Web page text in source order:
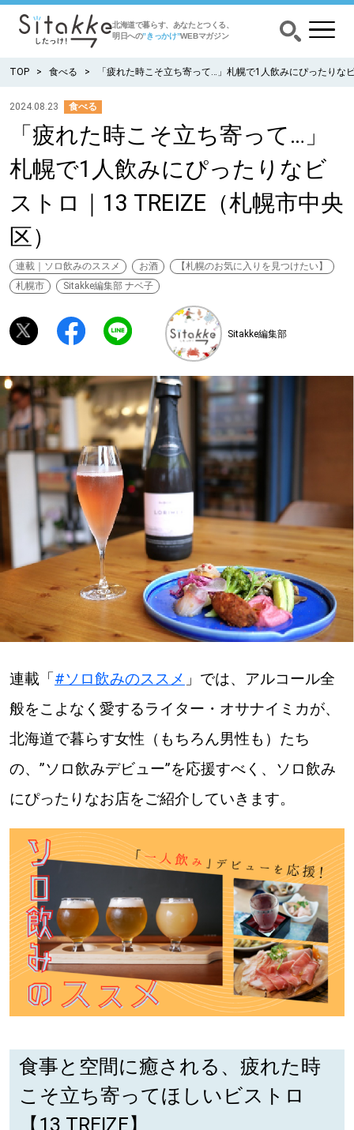
北海道で暮らす、あなたとつくる、
明日への”きっかけ”WEBマガジン
CATEGORY カテゴリー
食べる
出かける
暮らす
深める
ゆるむ
SitakkeTV
LOCAL ローカルエリア
all
札幌
道東
KEYWORD キーワード
Sitakke編集部あい
【いろんな価値観や生き方に触れたい】
Sitakke編集部 IKU
【暮らしの知恵を身につけたい】
【札幌のお気に入りを見つけたい】
【道央のお気に入りを見つけたい】
TOP 食べる 「疲れた時こそ立ち寄って…」札幌で1人飲みにぴったりな
2024.08.23 食べる
「疲れた時こそ立ち寄って…」
札幌で1人飲みにぴったりなビ
ストロ｜13 TREIZE（札幌市中央
区）
連載｜ソロ飲みのススメ お酒
【札幌のお気に入りを見つけたい】
札幌市
Sitakke編集部 ナベ子
Sitakke編集部
連載「#ソロ飲みのススメ 」では、アルコール全
般をこよなく愛するライター・オサナイミカが、
北海道で暮らす女性（もちろん男性も）たち
の、”ソロ飲みデビュー”を応援すべく、ソロ飲み
にぴったりなお店をご紹介していきます。
食事と空間に癒される、疲れた時
こそ立ち寄ってほしいビストロ
【13 TREIZE】